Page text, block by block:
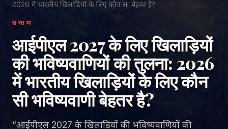
2026 में भारतीय खिलाड़ियों के लिए कौन सा बेहतर है?
बनाम
आईपीएल 2027 के लिए खिलाड़ियों
की भविष्यवाणियों की तुलना: 2026
में भारतीय खिलाड़ियों के लिए कौन
सी भविष्यवाणी बेहतर है?
“आईपीएल 2027 के खिलाड़ियों की भविष्यवाणियों की